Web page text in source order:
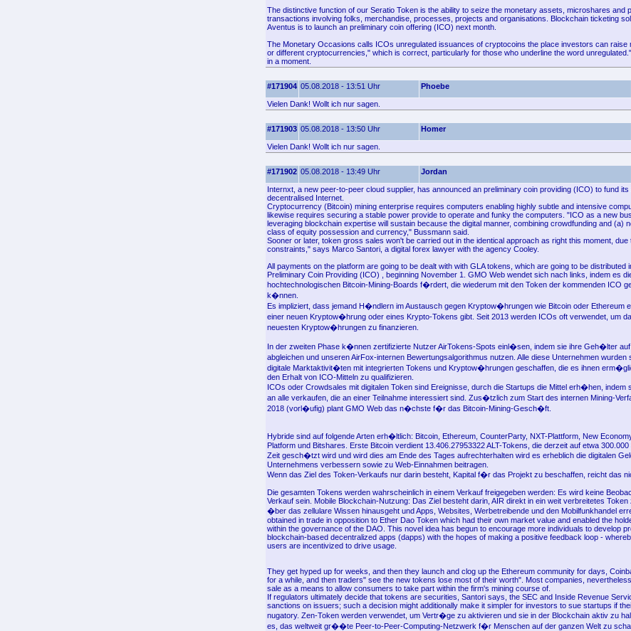
The distinctive function of our Seratio Token is the ability to seize the monetary assets, microshares and
transactions involving folks, merchandise, processes, projects and organisations. Blockchain ticketing
Aventus is to launch an preliminary coin offering (ICO) next month.
The Monetary Occasions calls ICOs unregulated issuances of cryptocoins the place investors can raise
or different cryptocurrencies," which is correct, particularly for those who underline the word
in a moment.
#171904 05.08.2018 - 13:51 Uhr Phoebe
Vielen Dank! Wollt ich nur sagen.
#171903 05.08.2018 - 13:50 Uhr Homer
Vielen Dank! Wollt ich nur sagen.
#171902 05.08.2018 - 13:49 Uhr Jordan
Internxt, a new peer-to-peer cloud supplier, has announced an preliminary coin providing (ICO) to fund
decentralised Internet.
Cryptocurrency (Bitcoin) mining enterprise requires computers enabling highly subtle and intensive
likewise requires securing a stable power provide to operate and funky the computers. "ICO as a new
leveraging blockchain expertise will sustain because the digital manner, combining crowdfunding and (a)
class of equity possession and currency," Bussmann said.
Sooner or later, token gross sales won't be carried out in the identical approach as right this moment, due
constraints," says Marco Santori, a digital forex lawyer with the agency Cooley.
All payments on the platform are going to be dealt with with GLA tokens, which are going to be distributed
Preliminary Coin Providing (ICO) , beginning November 1. GMO Web wendet sich nach links, indem es
hochtechnologischen Bitcoin-Mining-Boards f�rdert, die wiederum mit den Token der kommenden ICO
k�nnen.
Es impliziert, dass jemand H�ndlern im Austausch gegen Kryptow�hrungen wie Bitcoin oder Ethereum
einer neuen Kryptow�hrung oder eines Krypto-Tokens gibt. Seit 2013 werden ICOs oft verwendet, um
neuesten Kryptow�hrungen zu finanzieren.
In der zweiten Phase k�nnen zertifizierte Nutzer AirTokens-Spots einl�sen, indem sie ihre Geh�lter
abgleichen und unseren AirFox-internen Bewertungsalgorithmus nutzen. Alle diese Unternehmen
digitale Marktaktivit�ten mit integrierten Tokens und Kryptow�hrungen geschaffen, die es ihnen
den Erhalt von ICO-Mitteln zu qualifizieren.
ICOs oder Crowdsales mit digitalen Token sind Ereignisse, durch die Startups die Mittel erh�hen, indem
an alle verkaufen, die an einer Teilnahme interessiert sind. Zus�tzlich zum Start des internen Mining-
2018 (vorl�ufig) plant GMO Web das n�chste f�r das Bitcoin-Mining-Gesch�ft.
Hybride sind auf folgende Arten erh�ltlich: Bitcoin, Ethereum, CounterParty, NXT-Plattform, New
Platform und Bitshares. Erste Bitcoin verdient 13.406.27953322 ALT-Tokens, die derzeit auf etwa
Zeit gesch�tzt wird und wird dies am Ende des Tages aufrechterhalten wird es erheblich die digitalen
Unternehmens verbessern sowie zu Web-Einnahmen beitragen.
Wenn das Ziel des Token-Verkaufs nur darin besteht, Kapital f�r das Projekt zu beschaffen, reicht das
Die gesamten Tokens werden wahrscheinlich in einem Verkauf freigegeben werden: Es wird keine
Verkauf sein. Mobile Blockchain-Nutzung: Das Ziel besteht darin, AIR direkt in ein weit verbreitetes Token
�ber das zellulare Wissen hinausgeht und Apps, Websites, Werbetreibende und den Mobilfunkhandel
obtained in trade in opposition to Ether Dao Token which had their own market value and enabled the
within the governance of the DAO. This novel idea has begun to encourage more individuals to develop
blockchain-based decentralized apps (dapps) with the hopes of making a positive feedback loop -
users are incentivized to drive usage.
They get hyped up for weeks, and then they launch and clog up the Ethereum community for days,
for a while, and then traders" see the new tokens lose most of their worth". Most companies,
sale as a means to allow consumers to take part within the firm's mining course of.
If regulators ultimately decide that tokens are securities, Santori says, the SEC and Inside Revenue
sanctions on issuers; such a decision might additionally make it simpler for investors to sue startups if
nugatory. Zen-Token werden verwendet, um Vertr�ge zu aktivieren und sie in der Blockchain aktiv zu
es, das weltweit gr��te Peer-to-Peer-Computing-Netzwerk f�r Menschen auf der ganzen Welt zu